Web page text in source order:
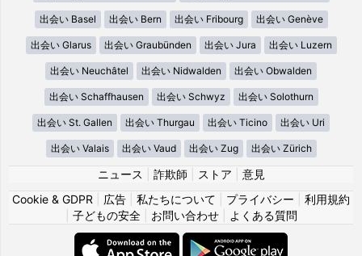
出会い Basel 出会い Bern 出会い Fribourg 出会い Genève
出会い Glarus 出会い Graubünden 出会い Jura 出会い Luzern
出会い Neuchâtel 出会い Nidwalden 出会い Obwalden
出会い Schaffhausen 出会い Schwyz 出会い Solothurn
出会い St. Gallen 出会い Thurgau 出会い Ticino 出会い Uri
出会い Valais 出会い Vaud 出会い Zug 出会い Zürich
ニュース 詐欺師 ストア
意見
Cookie & GDPR
広告 私たちについて プライバシー
利用規約
子どもの安全| お問い合わせ| よくある質問